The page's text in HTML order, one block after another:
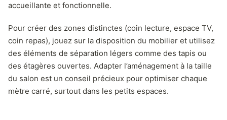
accueillante et fonctionnelle.
Pour créer des zones distinctes (coin lecture, espace TV,
coin repas), jouez sur la disposition du mobilier et utilisez
des éléments de séparation légers comme des tapis ou
des étagères ouvertes. Adapter l’aménagement à la taille
du salon est un conseil précieux pour optimiser chaque
mètre carré, surtout dans les petits espaces.